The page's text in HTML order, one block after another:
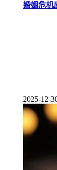
婚姻危机
2025-12-